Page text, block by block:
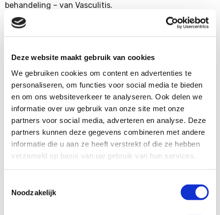
Deze website maakt gebruik van cookies
We gebruiken cookies om content en advertenties te
personaliseren, om functies voor social media te bieden
en om ons websiteverkeer te analyseren. Ook delen we
informatie over uw gebruik van onze site met onze
partners voor social media, adverteren en analyse. Deze
partners kunnen deze gegevens combineren met andere
informatie die u aan ze heeft verstrekt of die ze hebben
verzameld op basis van uw gebruik van hun services.
Noodzakelijk
behandeling – van Vasculitis.
Wij wensen René veel succes!!!
Stichting
Word ook contribuant
Samen kunnen we zoveel meer bereiken.
Nu lid worden